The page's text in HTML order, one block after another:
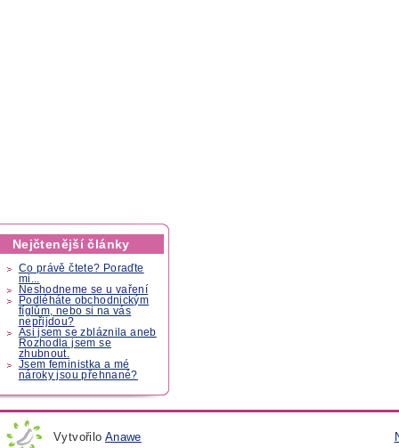
Nejčtenější články
Co právě čtete? Poraďte
mi...
Neshodneme se u vaření
Podléháte obchodnickým
fíglům, nebo si na vás
nepřijdou?
Asi jsem se zbláznila aneb
Rozhodla jsem se
zhubnout.
Jsem feministka a mé
nároky jsou přehnané?
Vytvořilo Anawe